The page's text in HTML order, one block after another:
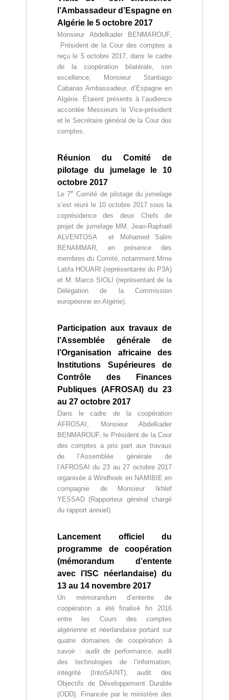
l’Ambassadeur d’Espagne en
Algérie le 5 octobre 2017
Monsieur Abdelkader BENMAROUF,
Président de la Cour des comptes a
reçu le 5 octobre 2017, dans le cadre
de la coopération bilatérale, son
excellence, Monsieur Stantiago
Cabanas Ambassadeur, d’Espagne en
Algérie. Étaient présents à l’audience
accordée Messieurs le Vice-président
et le Secrétaire général de la Cour des
comptes.
Réunion du Comité de
pilotage du jumelage le 10
octobre 2017
Le 7e Comité de pilotage du jumelage
s’est réuni le 10 octobre 2017 sous la
coprésidence des deux Chefs de
projet de jumelage MM. Jean-Raphaël
ALVENTOSA et Mohamed Salim
BENAMMAR, en présence des
membres du Comité, notamment Mme
Latifa HOUARI (représentante du P3A)
et M. Marco SIOLI (représentant de la
Délégation de la Commission
européenne en Algérie).
Participation aux travaux de
l’Assemblée générale de
l’Organisation africaine des
Institutions Supérieures de
Contrôle des Finances
Publiques (AFROSAI) du 23
au 27 octobre 2017
Dans le cadre de la coopération
AFROSAI, Monsieur Abdelkader
BENMAROUF, le Président de la Cour
des comptes a pris part aux travaux
de l’Assemblée générale de
l’AFROSAI du 23 au 27 octobre 2017
organisée à Windhoek en NAMIBIE en
compagnie de Monsieur Ikhlef
YESSAD (Rapporteur général chargé
du rapport annuel).
Lancement officiel du
programme de coopération
(mémorandum d’entente
avec l’ISC néerlandaise) du
13 au 14 novembre 2017
Un mémorandum d’entente de
coopération a été finalisé fin 2016
entre les Cours des comptes
algérienne et néerlandaise portant sur
quatre domaines de coopération à
savoir : audit de performance, audit
des technologies de l’information,
intégrité (IntoSAINT), audit des
Objectifs de Développement Durable
(ODD). Financée par le ministère des